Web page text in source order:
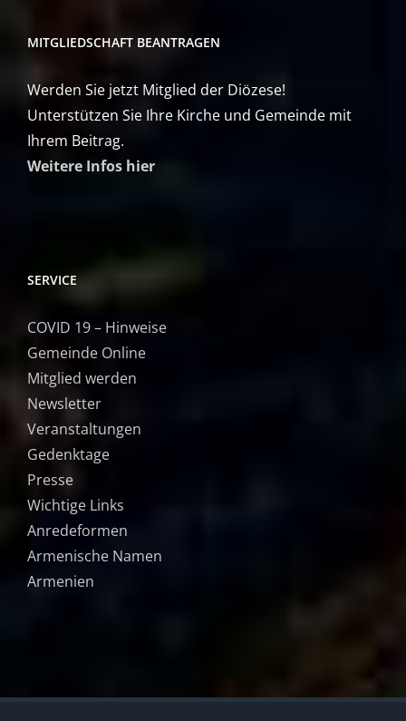
MITGLIEDSCHAFT BEANTRAGEN
Werden Sie jetzt Mitglied der Diözese!
Unterstützen Sie Ihre Kirche und Gemeinde mit
Ihrem Beitrag.
Weitere Infos hier
SERVICE
COVID 19 – Hinweise
Gemeinde Online
Mitglied werden
Newsletter
Veranstaltungen
Gedenktage
Presse
Wichtige Links
Anredeformen
Armenische Namen
Armenien